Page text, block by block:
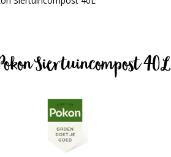
Siertuincompost 40L